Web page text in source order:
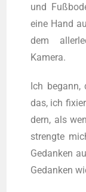
und
eine Hand
dem
Kamera.
Ich begann,
das, ich
dern, als
streng­te
Gedan­ken
Gedan­ken